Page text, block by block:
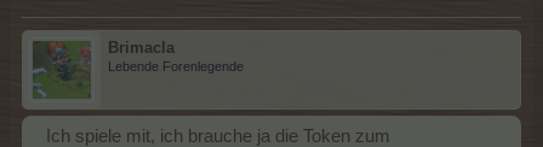
Brimacla
Lebende Forenlegende
Ich spiele mit, ich brauche ja die Token zum